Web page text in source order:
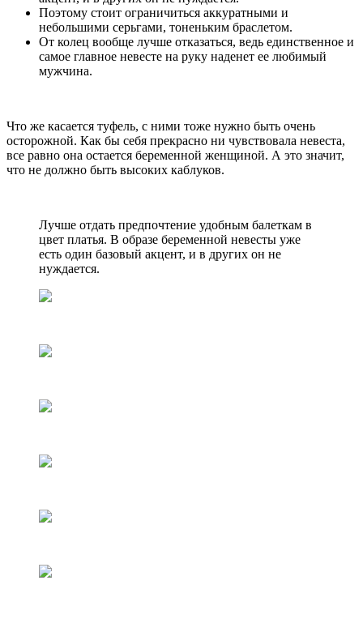
Поэтому стоит ограничиться аккуратными и
небольшими серьгами, тоненьким браслетом.
От колец вообще лучше отказаться, ведь единственное и
самое главное невесте на руку наденет ее любимый
мужчина.
Что же касается туфель, с ними тоже нужно быть очень
осторожной. Как бы себя прекрасно ни чувствовала невеста,
все равно она остается беременной женщиной. А это значит,
что не должно быть высоких каблуков.
Лучше отдать предпочтение удобным балеткам в
цвет платья. В образе беременной невесты уже
есть один базовый акцент, и в других он не
нуждается.